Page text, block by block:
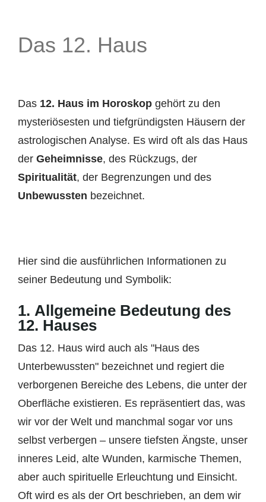
Das 12. Haus
Das 12. Haus im Horoskop gehört zu den
mysteriösesten und tiefgründigsten Häusern der
astrologischen Analyse. Es wird oft als das Haus
der Geheimnisse, des Rückzugs, der
Spiritualität, der Begrenzungen und des
Unbewussten bezeichnet.
Hier sind die ausführlichen Informationen zu
seiner Bedeutung und Symbolik:
1. Allgemeine Bedeutung des
12. Hauses
Das 12. Haus wird auch als "Haus des
Unterbewussten" bezeichnet und regiert die
verborgenen Bereiche des Lebens, die unter der
Oberfläche existieren. Es repräsentiert das, was
wir vor der Welt und manchmal sogar vor uns
selbst verbergen – unsere tiefsten Ängste, unser
inneres Leid, alte Wunden, karmische Themen,
aber auch spirituelle Erleuchtung und Einsicht.
Oft wird es als der Ort beschrieben, an dem wir